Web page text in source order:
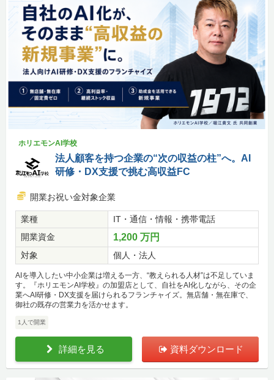
ホリエモンAI学校
法人顧客を持つ企業の“次の収益の柱”へ。AI
研修・DX支援で挑む高収益FC
開業お祝い金対象企業
業種
IT・通信・情報・携帯電話
開業資金
1,200 万円
対象 個人・法人
AIを導入したい中小企業は増える一方、“教えられる人材”は不足していま
す。『ホリエモンAI学校』の加盟店として、自社をAI化しながら、その企
業へAI研修・DX支援を届けられるフランチャイズ。無店舗・無在庫で、
御社の既存の営業力を活かせます。
1人で開業
詳細を見る 資料ダウンロード